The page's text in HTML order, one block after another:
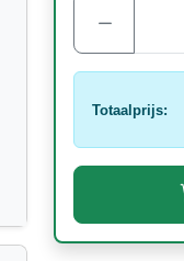
Totaalprijs: